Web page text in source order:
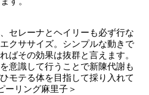
セレーナとヘイリーも必ず行な
クササイズ。シンプルな動きで
ばその効果は抜群と言えます。
意識して行うことで新陳代謝も
モテる体を目指して採り入れて
ーリング麻里子＞